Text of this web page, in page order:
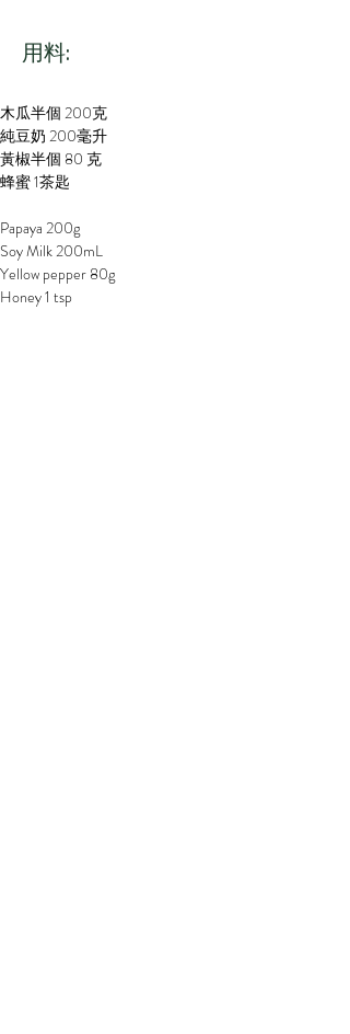
​用料:
木瓜半個 200克
純豆奶 200毫升
黃椒半個 80 克
蜂蜜 1茶匙
Papaya 200g
Soy Milk 200mL
Yellow pepper 80g
Honey 1 tsp